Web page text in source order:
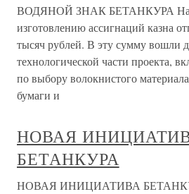
ВОДЯНОЙ ЗНАК БЕТАНКУРА На
изготовлению ассигнаций казна
тысяч рублей. В эту сумму вошли
технологической части проекта,
по выбору волокнистого
бумаги и
НОВАЯ
БЕТАНКУРА
НОВАЯ ИНИЦИАТИВА